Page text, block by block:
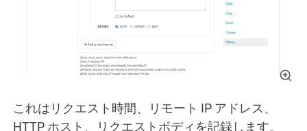
これはリクエスト時間、リモート IP アドレス、
HTTP ホスト、リクエストボディを記録します。